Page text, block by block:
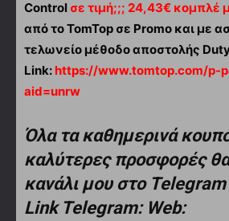
Control σε τιμή;;; 24,43€ κομπλέ
από το TomTop σε Promo και με
τελωνείο μέθοδο αποστολής
Link: https://www.tomtop.com/p-
aid=unrw
Όλα τα καθημερινά
καλύτερες προσφορές
κανάλι μου στο
Link Telegram: Web: